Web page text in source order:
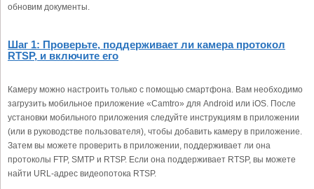
обновим документы.
Шаг 1: Проверьте, поддерживает ли камера протокол
RTSP, и включите его
Камеру можно настроить только с помощью смартфона. Вам необходимо
загрузить мобильное приложение «Camtro» для Android или iOS. После
установки мобильного приложения следуйте инструкциям в приложении
(или в руководстве пользователя), чтобы добавить камеру в приложение.
Затем вы можете проверить в приложении, поддерживает ли она
протоколы FTP, SMTP и RTSP. Если она поддерживает RTSP, вы можете
найти URL-адрес видеопотока RTSP.